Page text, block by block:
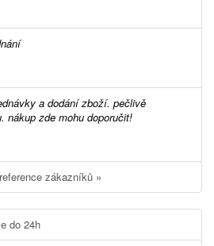
nákup zde mohu doporučit!
reference zákazníků »
do 24h